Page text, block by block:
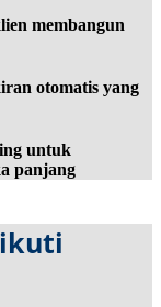
membangun
otomatis yang
untuk
panjang